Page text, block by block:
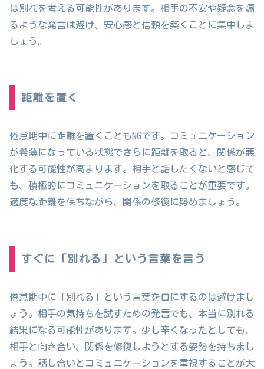
は別れを考える可能性があります。相手の不安や疑念を煽
るような発言は避け、安心感と信頼を築くことに集中しま
しょう。
距離を置く
倦怠期中に距離を置くこともNGです。コミュニケーション
が希薄になっている状態でさらに距離を取ると、関係が悪
化する可能性が高まります。相手と話したくないと感じて
も、積極的にコミュニケーションを取ることが重要です。
適度な距離を保ちながら、関係の修復に努めましょう。
すぐに「別れる」という言葉を言う
倦怠期中に「別れる」という言葉を口にするのは避けまし
ょう。相手の気持ちを試すための発言でも、本当に別れる
結果になる可能性があります。少し辛くなったとしても、
相手と向き合い、関係を修復しようとする姿勢を持ちまし
ょう。話し合いとコミュニケーションを重視することが大